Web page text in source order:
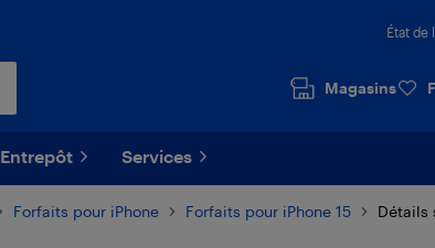
État de
Magasins
Entrepôt Services
Forfaits pour iPhone Forfaits pour iPhone 15 Détails